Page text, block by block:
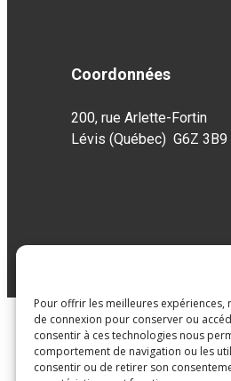
Pour offrir les meilleures
de connexion pour conserver ou
consentir à ces technologies nous
comportement de navigation ou les
consentir ou de retirer son
Coordonnées
200, rue Arlette-Fortin
Lévis (Québec) G6Z 3B9